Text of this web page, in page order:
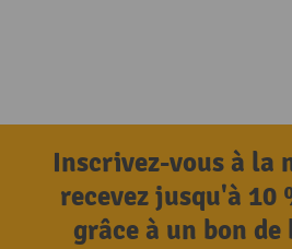
Inscrivez-vous à la
recevez jusqu'à 10
grâce à un bon de